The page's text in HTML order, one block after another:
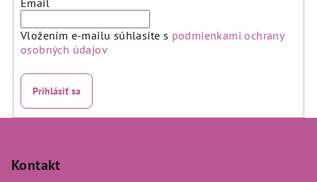
Email
Vložením e-mailu súhlasíte s podmienkami ochrany
osobných údajov
Prihlásiť sa
Kontakt